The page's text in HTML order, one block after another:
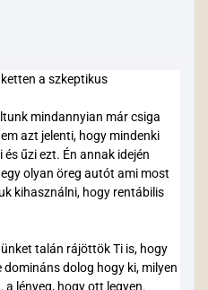
a szkeptikus
mindannyian már csiga
azt jelenti, hogy mindenki
űzi ezt. Én annak idején
olyan öreg autót ami most
kihasználni, hogy rentábilis
talán rájöttök Ti is, hogy
dolog hogy ki, milyen
lényeg, hogy ott legyen.